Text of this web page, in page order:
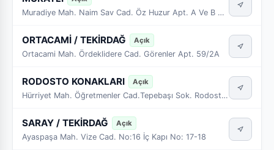
Muradiye Mah. Naim Sav Cad. Öz Huzur Apt. A Ve B Blok No:19 Ve No: 22
ORTACAMİ / TEKİRDAĞ Açık
Ortacami Mah. Ördeklidere Cad. Görenler Apt. 59/2A
RODOSTO KONAKLARI Açık
Hürriyet Mah. Öğretmenler Cad.Tepebaşı Sok. Rodosto Konakları No:13
SARAY / TEKİRDAĞ Açık
Ayaspaşa Mah. Vize Cad. No:16 İç Kapı No: 17-18